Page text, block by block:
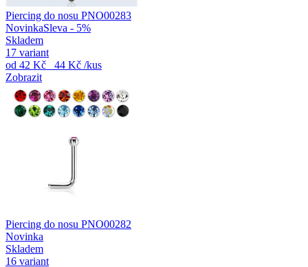
Piercing do nosu PNO00283
NovinkaSleva - 5%
Skladem
17 variant
od 42 Kč 44 Kč /kus
Zobrazit
Piercing do nosu PNO00282
Novinka
Skladem
16 variant